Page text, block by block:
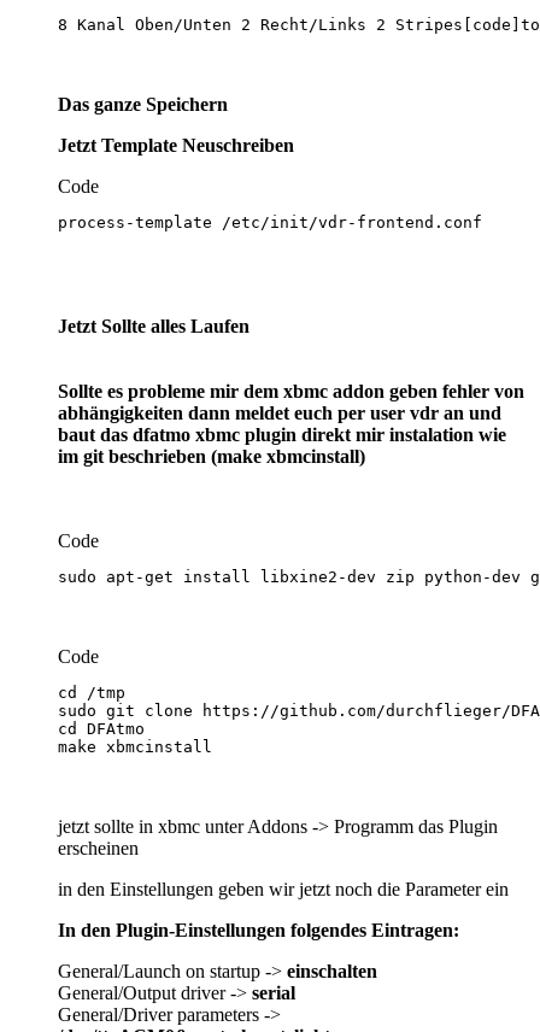
8 Kanal Oben/Unten 2 Recht/Links 2
Das ganze Speichern
Jetzt Template Neuschreiben
Code
process-template /etc/init/vdr-frontend.conf
Jetzt Sollte alles Laufen
Sollte es probleme mir dem xbmc addon geben fehler von
abhängigkeiten dann meldet euch per user vdr an und
baut das dfatmo xbmc plugin direkt mir instalation wie
im git beschrieben (make xbmcinstall)
Code
sudo apt-get install libxine2-dev zip python-dev
Code
make xbmcinstall
jetzt sollte in xbmc unter Addons -> Programm das Plugin
erscheinen
in den Einstellungen geben wir jetzt noch die Parameter ein
In den Plugin-Einstellungen folgendes Eintragen:
General/Launch on startup -> einschalten
General/Output driver -> serial
General/Driver parameters ->